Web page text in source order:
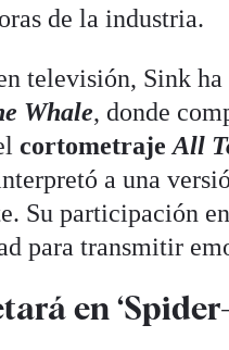
de la industria.
televisión, Sink
Whale, donde
cortometrajeAll
a una
Su participación
para transmitir
en